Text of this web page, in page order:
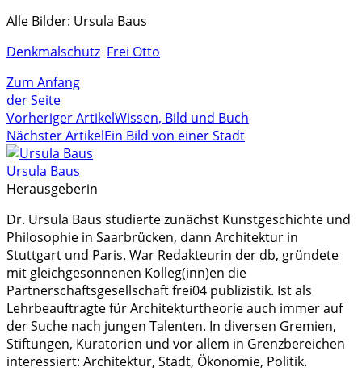
Alle Bilder: Ursula Baus
Denkmalschutz Frei Otto
Zum Anfang
der Seite
Vorheriger ArtikelWissen, Bild und Buch
Nächster ArtikelEin Bild von einer Stadt
Ursula Baus
Herausgeberin
Dr. Ursula Baus studierte zunächst Kunstgeschichte und
Philosophie in Saarbrücken, dann Architektur in
Stuttgart und Paris. War Redakteurin der db, gründete
mit gleichgesonnenen Kolleg(inn)en die
Partnerschaftsgesellschaft frei04 publizistik. Ist als
Lehrbeauftragte für Architekturtheorie auch immer auf
der Suche nach jungen Talenten. In diversen Gremien,
Stiftungen, Kuratorien und vor allem in Grenzbereichen
interessiert: Architektur, Stadt, Ökonomie, Politik.